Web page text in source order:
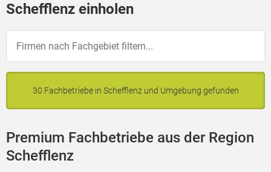
Schefflenz einholen
30 Fachbetriebe in Schefflenz und Umgebung gefunden
Premium Fachbetriebe aus der Region
Schefflenz